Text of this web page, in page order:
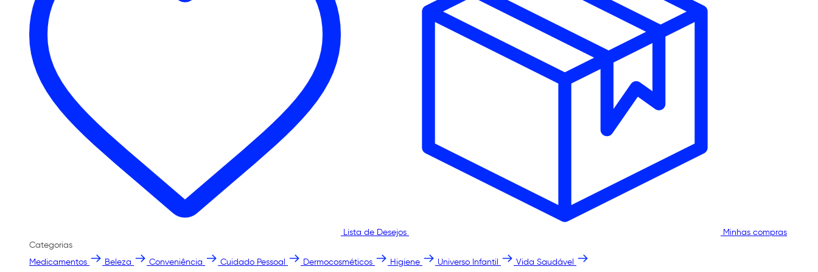
Lista de Desejos
Minhas compras
Categorias
Medicamentos
Beleza Conveniência Cuidado Pessoal Dermocosméticos Higiene Universo Infantil Vida Saudável